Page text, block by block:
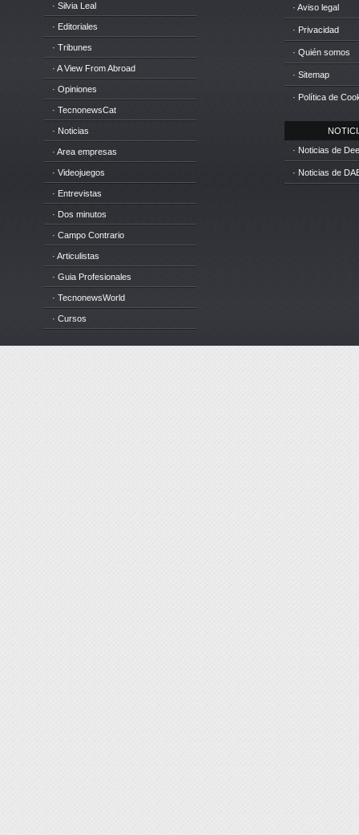
· Silvia Leal
· Editoriales
· Tribunes
· A View From Abroad
· Opiniones
· TecnonewsCat
· Noticias
· Area empresas
· Videojuegos
· Entrevistas
· Dos minutos
· Campo Contrario
· Articulistas
· Guia Profesionales
· TecnonewsWorld
· Cursos
· Aviso legal
· Privacidad
· Quién somos
· Sitemap
· Política de
· Noticias de
· Noticias de